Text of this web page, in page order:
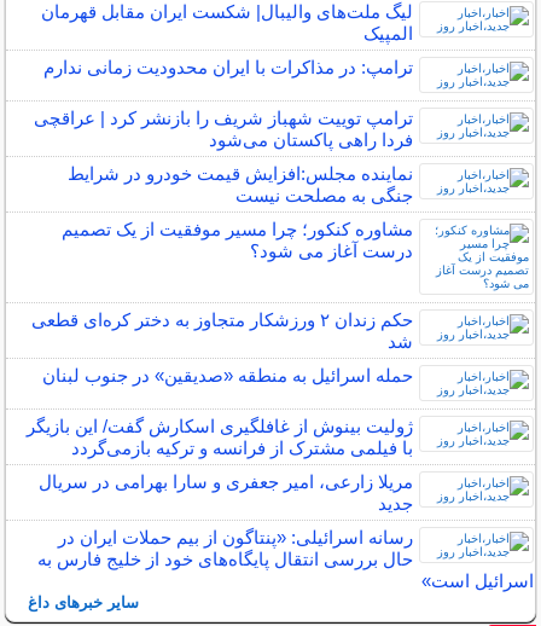
لیگ ملت‌های والیبال| شکست ایران مقابل قهرمان
المپیک
ترامپ: در مذاکرات با ایران محدودیت زمانی ندارم
ترامپ توییت شهباز شریف را بازنشر کرد | عراقچی
فردا راهی پاکستان می‌شود
نماینده مجلس:افزایش قیمت خودرو در شرایط
جنگی به مصلحت نیست
مشاوره کنکور؛ چرا مسیر موفقیت از یک تصمیم
درست آغاز می شود؟
حکم زندان ۲ ورزشکار متجاوز به دختر کره‌ای قطعی
شد
حمله اسرائیل به منطقه «صدیقین» در جنوب لبنان
ژولیت بینوش از غافلگیری اسکارش گفت/ این بازیگر
با فیلمی مشترک از فرانسه و ترکیه بازمی‌گردد
مریلا زارعی، امیر جعفری و سارا بهرامی در سریال
جدید
رسانه اسرائیلی: «پنتاگون از بیم حملات ایران در
حال بررسی انتقال پایگاه‌های خود از خلیج فارس به
اسرائیل است»
سایر خبرهای داغ